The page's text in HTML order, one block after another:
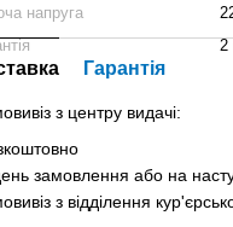
напруга
2
Гарантія
з центру видачі:
замовлення або на
з відділення